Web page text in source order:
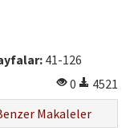
41-126
0
4521
Makaleler